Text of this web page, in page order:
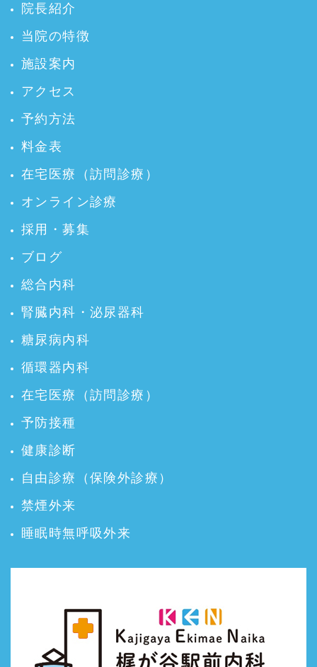
院長紹介
当院の特徴
施設案内
アクセス
予約方法
料金表
在宅医療（訪問診療）
オンライン診療
採用・募集
ブログ
総合内科
腎臓内科・泌尿器科
糖尿病内科
循環器内科
在宅医療（訪問診療）
予防接種
健康診断
自由診療（保険外診療）
禁煙外来
睡眠時無呼吸外来